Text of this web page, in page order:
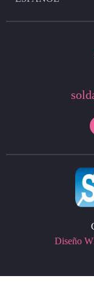
Diseño